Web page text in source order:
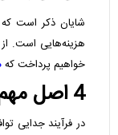
شایان ذکر است که
هزینه‌هایی است.
خواهیم پرداخت که
4اصل
در فرآیند جدایی